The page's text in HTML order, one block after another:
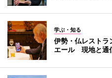
学ぶ・知る
伊勢・仏レストラ
エール 現地と通